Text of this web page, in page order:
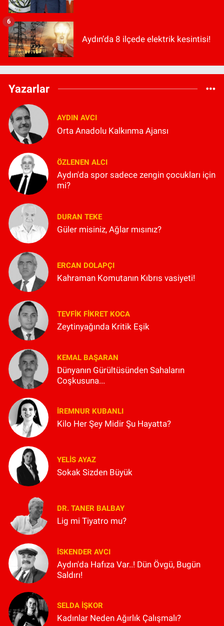
Aydın’da 8 ilçede elektrik kesintisi!
6
Yazarlar
AYDIN AVCI
Orta Anadolu Kalkınma Ajansı
ÖZLENEN ALCI
Aydın'da spor sadece zengin çocukları için
mi?
DURAN TEKE
Güler misiniz, Ağlar mısınız?
ERCAN DOLAPÇI
Kahraman Komutanın Kıbrıs vasiyeti!
TEVFIK FIKRET KOCA
Zeytinyağında Kritik Eşik
KEMAL BAŞARAN
Dünyanın Gürültüsünden Sahaların
Coşkusuna...
İREMNUR KUBANLI
Kilo Her Şey Midir Şu Hayatta?
YELIS AYAZ
Sokak Sizden Büyük
DR. TANER BALBAY
Lig mi Tiyatro mu?
İSKENDER AVCI
Aydın'da Hafıza Var..! Dün Övgü, Bugün
Saldırı!
SELDA İŞKOR
Kadınlar Neden Ağırlık Çalışmalı?